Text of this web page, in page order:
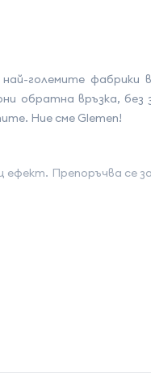
големите фабрики
връзка, без
Ние сме Glemen!
Препоръчва се